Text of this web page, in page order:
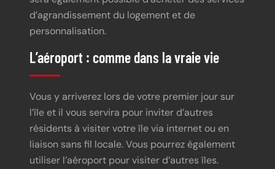
d’agrandissement du logement et de
personnalisation.
L’aéroport : comme dans la vraie vie
Vous y arriverez lors de votre premier jour sur
l’île et il vous servira pour inviter d’autres
résidents à visiter votre île via internet ou en
liaison sans fil locale. Vous pourrez également
utiliser l’aéroport pour visiter d’autres îles.